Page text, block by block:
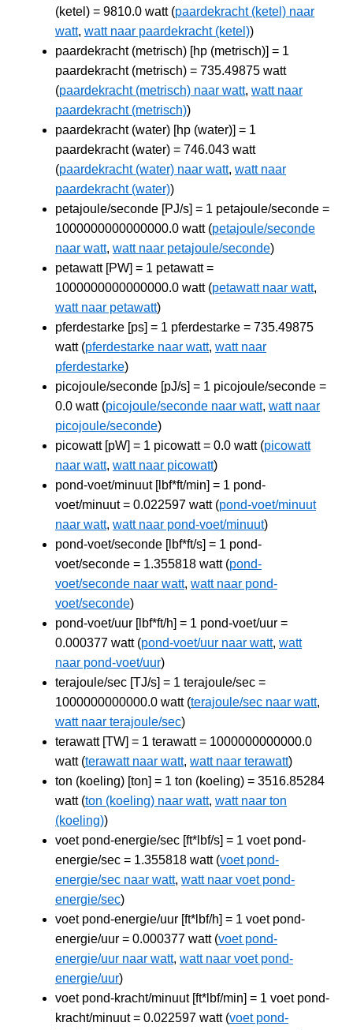
(ketel) = 9810.0 watt (paardekracht (ketel) naar
watt, watt naar paardekracht (ketel))
paardekracht (metrisch) [hp (metrisch)] = 1
paardekracht (metrisch) = 735.49875 watt
(paardekracht (metrisch) naar watt, watt naar
paardekracht (metrisch))
paardekracht (water) [hp (water)] = 1
paardekracht (water) = 746.043 watt
(paardekracht (water) naar watt, watt naar
paardekracht (water))
petajoule/seconde [PJ/s] = 1 petajoule/seconde =
1000000000000000.0 watt (petajoule/seconde
naar watt, watt naar petajoule/seconde)
petawatt [PW] = 1 petawatt =
1000000000000000.0 watt (petawatt naar watt,
watt naar petawatt)
pferdestarke [ps] = 1 pferdestarke = 735.49875
watt (pferdestarke naar watt, watt naar
pferdestarke)
picojoule/seconde [pJ/s] = 1 picojoule/seconde =
0.0 watt (picojoule/seconde naar watt, watt naar
picojoule/seconde)
picowatt [pW] = 1 picowatt = 0.0 watt (picowatt
naar watt, watt naar picowatt)
pond-voet/minuut [lbf*ft/min] = 1 pond-
voet/minuut = 0.022597 watt (pond-voet/minuut
naar watt, watt naar pond-voet/minuut)
pond-voet/seconde [lbf*ft/s] = 1 pond-
voet/seconde = 1.355818 watt (pond-
voet/seconde naar watt, watt naar pond-
voet/seconde)
pond-voet/uur [lbf*ft/h] = 1 pond-voet/uur =
0.000377 watt (pond-voet/uur naar watt, watt
naar pond-voet/uur)
terajoule/sec [TJ/s] = 1 terajoule/sec =
1000000000000.0 watt (terajoule/sec naar watt,
watt naar terajoule/sec)
terawatt [TW] = 1 terawatt = 1000000000000.0
watt (terawatt naar watt, watt naar terawatt)
ton (koeling) [ton] = 1 ton (koeling) = 3516.85284
watt (ton (koeling) naar watt, watt naar ton
(koeling))
voet pond-energie/sec [ft*lbf/s] = 1 voet pond-
energie/sec = 1.355818 watt (voet pond-
energie/sec naar watt, watt naar voet pond-
energie/sec)
voet pond-energie/uur [ft*lbf/h] = 1 voet pond-
energie/uur = 0.000377 watt (voet pond-
energie/uur naar watt, watt naar voet pond-
energie/uur)
voet pond-kracht/minuut [ft*lbf/min] = 1 voet pond-
kracht/minuut = 0.022597 watt (voet pond-